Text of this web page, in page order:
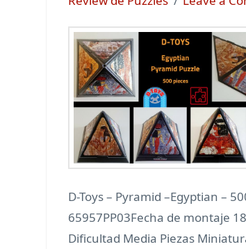
D-Toys – Pyramid –Egyptian –
65957PP03Fecha de montaje
Dificultad Media Piezas